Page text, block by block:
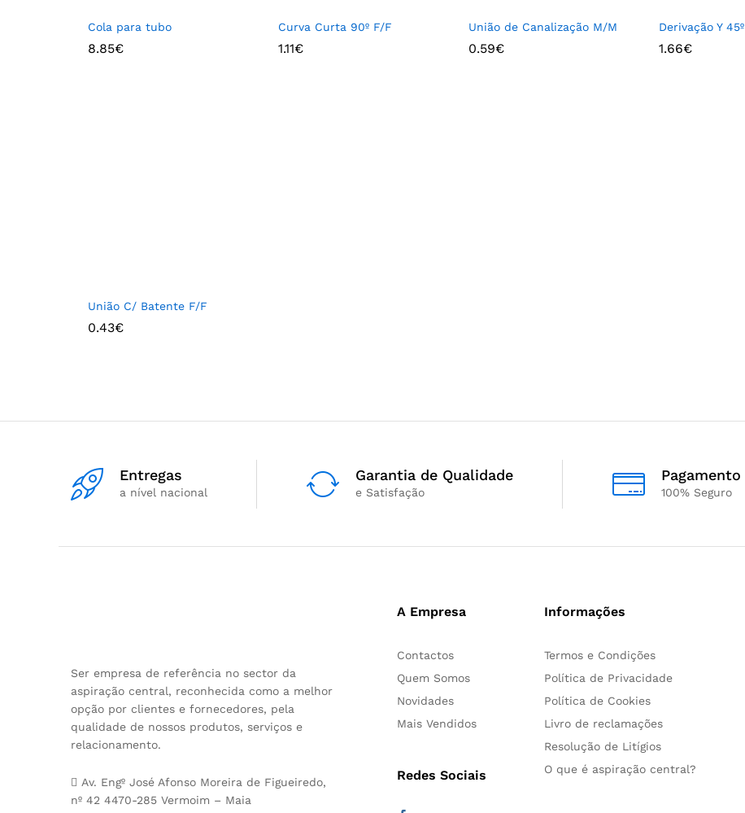
Cola para tubo
8.85€
Curva Curta 90º F/F
1.11€
União de Canalização M/M
0.59€
Derivação Y 45º
1.66€
União C/ Batente F/F
0.43€
Entregas
a nível nacional
Garantia de Qualidade
e Satisfação
Pagamento
100% Seguro
Ser empresa de referência no sector da
aspiração central, reconhecida como a melhor
opção por clientes e fornecedores, pela
qualidade de nossos produtos, serviços e
relacionamento.
Av. Engº José Afonso Moreira de Figueiredo,
nº 42 4470-285 Vermoim – Maia
A Empresa
Contactos
Quem Somos
Novidades
Mais Vendidos
Redes Sociais
Informações
Termos e Condições
Política de Privacidade
Política de Cookies
Livro de reclamações
Resolução de Litígios
O que é aspiração central?